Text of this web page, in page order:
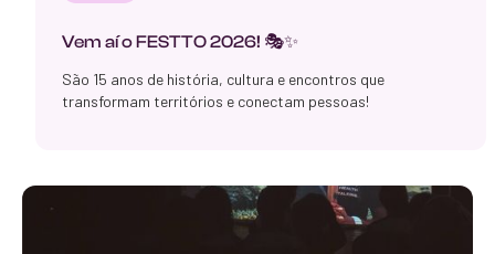
Vem aí o FESTTO 2026! 🎭✨
São 15 anos de história, cultura e encontros que
transformam territórios e conectam pessoas!